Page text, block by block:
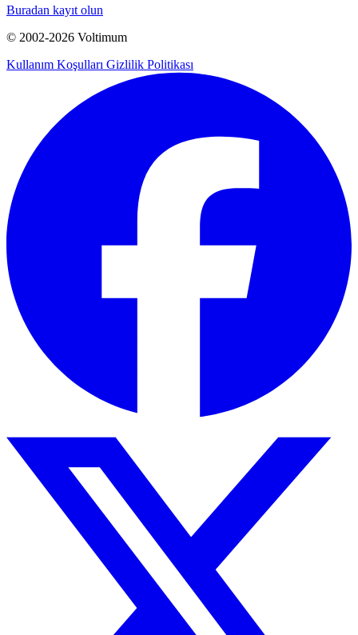
Buradan kayıt olun
© 2002-2026 Voltimum
Kullanım Koşulları Gizlilik Politikası